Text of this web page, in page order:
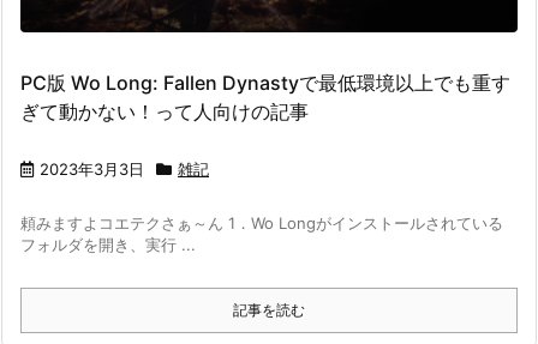
PC版 Wo Long: Fallen Dynastyで最低環境以上でも重す
ぎて動かない！って人向けの記事
2023年3月3日 雑記
頼みますよコエテクさぁ～ん 1．Wo Longがインストールされている
フォルダを開き、実行 ...
記事を読む